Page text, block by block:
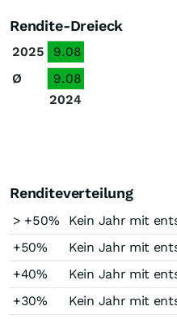
Rendite-Dreieck
2025
9.08
Ø
9.08
2024
Renditeverteilung
> +50%
Kein Jahr mit
+50%
Kein Jahr mit
+40%
Kein Jahr mit
+30%
Kein Jahr mit